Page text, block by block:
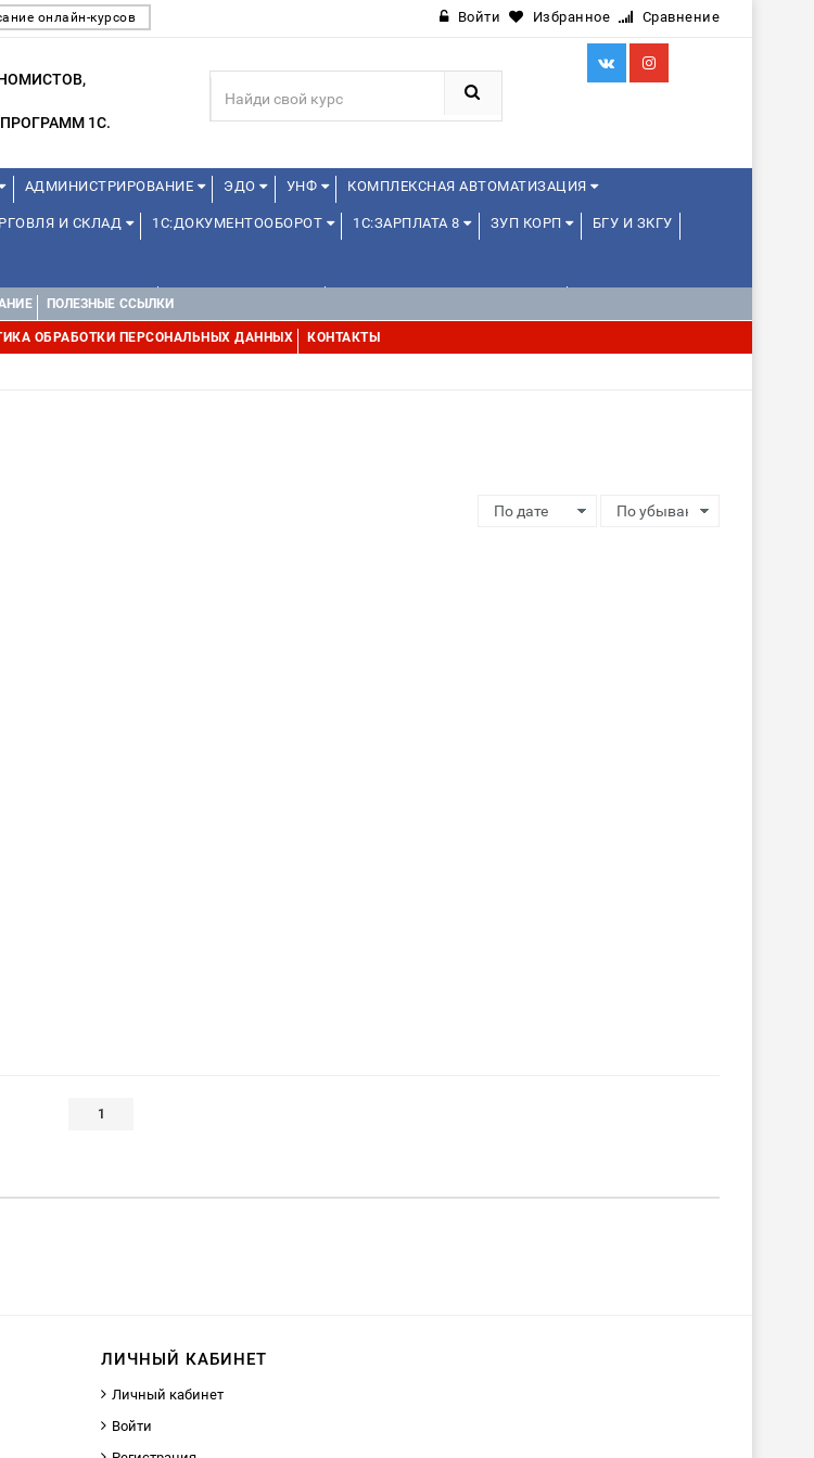
онлайн-курсов Войти Избранное Сравнение
1С.
АДМИНИСТРИРОВАНИЕ ЭДО УНФ КОМПЛЕКСНАЯ АВТОМАТИЗАЦИЯ
И СКЛАД 1С:ДОКУМЕНТООБОРОТ 1С:ЗАРПЛАТА 8 ЗУП КОРП БГУ И ЗКГУ
ШКОЛЬНЫХ КУРСОВ ДЛЯ ШКОЛЬНИКОВ
JAVA И ANDROID
ПОЛЕЗНЫЕ ССЫЛКИ
ОБРАБОТКИ ПЕРСОНАЛЬНЫХ ДАННЫХ КОНТАКТЫ
1
ЛИЧНЫЙ КАБИНЕТ
Личный кабинет
Войти